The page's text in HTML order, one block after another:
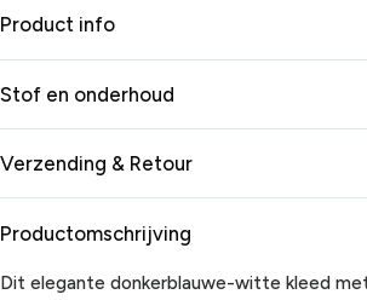
Product info
Stof en onderhoud
Verzending & Retour
Productomschrijving
Dit elegante donkerblauwe-witte kleed